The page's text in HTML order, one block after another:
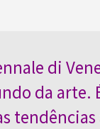
di
da arte.